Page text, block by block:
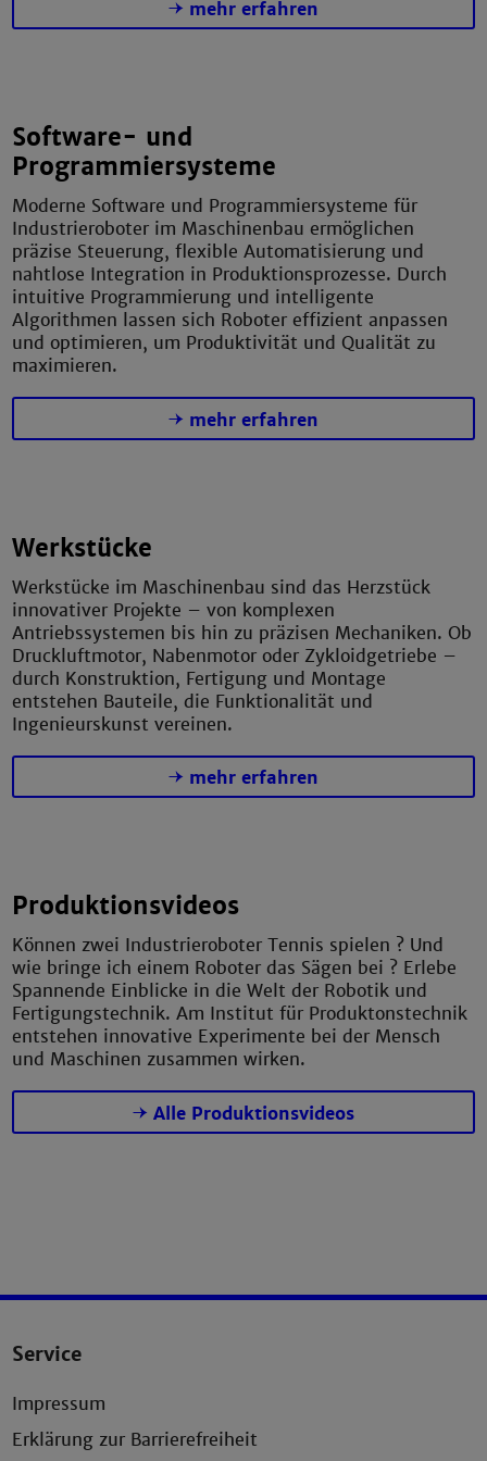
mehr erfahren
Software- und
Programmiersysteme
Moderne Software und Programmiersysteme für
Industrieroboter im Maschinenbau ermöglichen
präzise Steuerung, flexible Automatisierung und
nahtlose Integration in Produktionsprozesse. Durch
intuitive Programmierung und intelligente
Algorithmen lassen sich Roboter effizient anpassen
und optimieren, um Produktivität und Qualität zu
maximieren.
mehr erfahren
Werkstücke
Werkstücke im Maschinenbau sind das Herzstück
innovativer Projekte – von komplexen
Antriebssystemen bis hin zu präzisen Mechaniken. Ob
Druckluftmotor, Nabenmotor oder Zykloidgetriebe –
durch Konstruktion, Fertigung und Montage
entstehen Bauteile, die Funktionalität und
Ingenieurskunst vereinen.
mehr erfahren
Produktionsvideos
Können zwei Industrieroboter Tennis spielen ? Und
wie bringe ich einem Roboter das Sägen bei ? Erlebe
Spannende Einblicke in die Welt der Robotik und
Fertigungstechnik. Am Institut für Produktonstechnik
entstehen innovative Experimente bei der Mensch
und Maschinen zusammen wirken.
Alle Produktionsvideos
Service
Impressum
Erklärung zur Barrierefreiheit